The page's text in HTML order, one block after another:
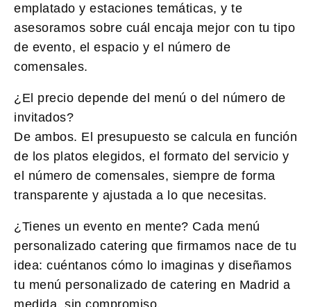
emplatado y estaciones temáticas, y te
asesoramos sobre cuál encaja mejor con tu tipo
de evento, el espacio y el número de
comensales.
¿El precio depende del menú o del número de
invitados?
De ambos. El presupuesto se calcula en función
de los platos elegidos, el formato del servicio y
el número de comensales, siempre de forma
transparente y ajustada a lo que necesitas.
¿Tienes un evento en mente? Cada menú
personalizado catering que firmamos nace de tu
idea: cuéntanos cómo lo imaginas y diseñamos
tu menú personalizado de catering en Madrid a
medida, sin compromiso.